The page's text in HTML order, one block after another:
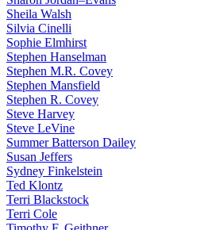
Sheila Walsh
Silvia Cinelli
Sophie Elmhirst
Stephen Hanselman
Stephen M.R. Covey
Stephen Mansfield
Stephen R. Covey
Steve Harvey
Steve LeVine
Summer Batterson Dailey
Susan Jeffers
Sydney Finkelstein
Ted Klontz
Terri Blackstock
Terri Cole